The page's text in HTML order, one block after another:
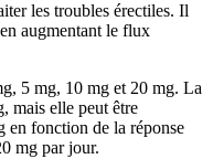
les troubles érectiles. Il
augmentant le flux
5 mg, 10 mg et 20 mg. La
mais elle peut être
en fonction de la réponse
mg par jour.